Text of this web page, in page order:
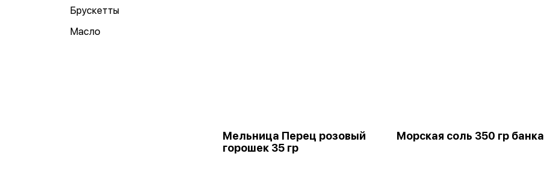
Брускетты
Масло
Мельница Перец розовый
горошек 35 гр
Морская соль 350 гр банка